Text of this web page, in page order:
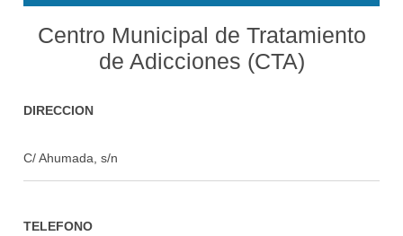
Centro Municipal de Tratamiento
de Adicciones (CTA)
DIRECCION
C/ Ahumada, s/n
TELEFONO